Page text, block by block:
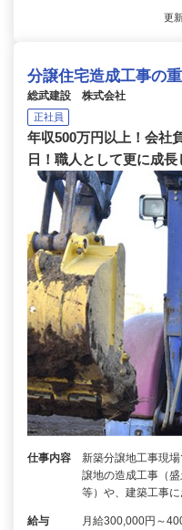
更
分譲住宅造成工事の
総武建設 株式会社
正社員
年収500万円以上！会社
日！職人として更に成
仕事内容
新築分譲地工事現
譲地の造成工事（
等）や、建築工事
給与
月給300,000円～